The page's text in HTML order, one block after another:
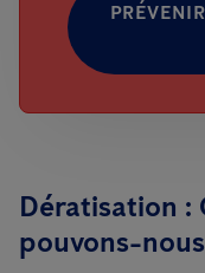
Dératisation :
pouvons-